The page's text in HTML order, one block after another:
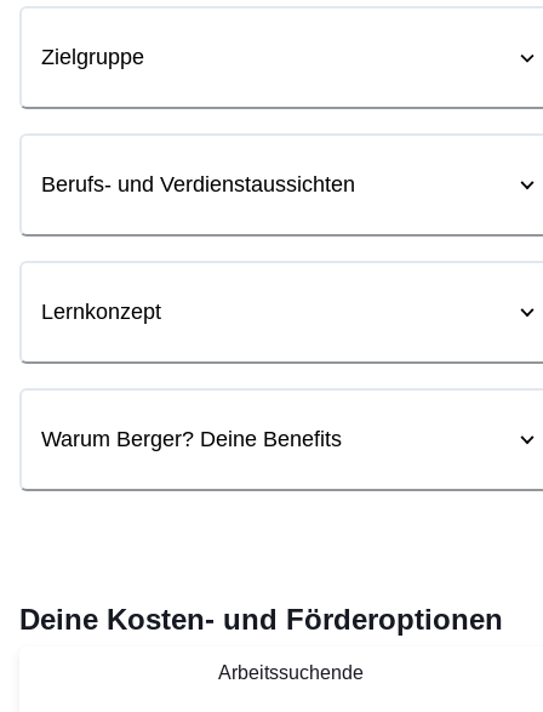
Zielgruppe
Berufs- und Verdienstaussichten
Lernkonzept
Warum Berger? Deine Benefits
Deine Kosten- und Förderoptionen
Arbeitssuchende